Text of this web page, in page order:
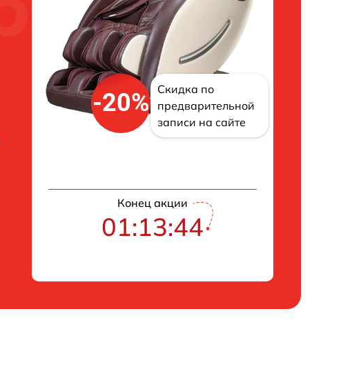
-20%
Скидка по
предварительной
записи на сайте
Конец акции
01:13:43